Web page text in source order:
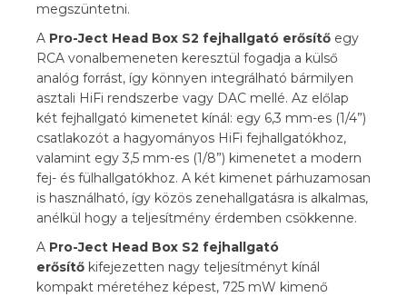
megszüntetni.
A Pro-Ject Head Box S2 fejhallgató erősítő egy
RCA vonalbemeneten keresztül fogadja a külső
analóg forrást, így könnyen integrálható bármilyen
asztali HiFi rendszerbe vagy DAC mellé. Az előlap
két fejhallgató kimenetet kínál: egy 6,3 mm-es (1/4”)
csatlakozót a hagyományos HiFi fejhallgatókhoz,
valamint egy 3,5 mm-es (1/8”) kimenetet a modern
fej- és fülhallgatókhoz. A két kimenet párhuzamosan
is használható, így közös zenehallgatásra is alkalmas,
anélkül hogy a teljesítmény érdemben csökkenne.
A Pro-Ject Head Box S2 fejhallgató
erősítő kifejezetten nagy teljesítményt kínál
kompakt méretéhez képest, 725 mW kimenő